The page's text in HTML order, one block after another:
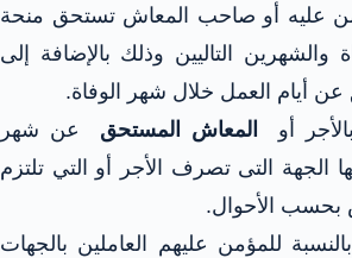
عليه أو صاحب المعاش تستحق منحة
التاليين وذلك بالإضافة إلى
عن أيام العمل خلال شهر الوفاة.
أو
المعاش المستحق
عن شهر
الجهة التى تصرف الأجر أو التي تلتزم
الأحوال.
للمؤمن عليهم العاملين بالجهات